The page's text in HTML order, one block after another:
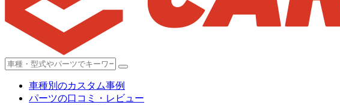
車種別のカスタム事例
パーツの口コミ・レビュー